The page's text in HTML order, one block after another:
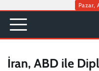
content
Pazar,
İran, ABD ile